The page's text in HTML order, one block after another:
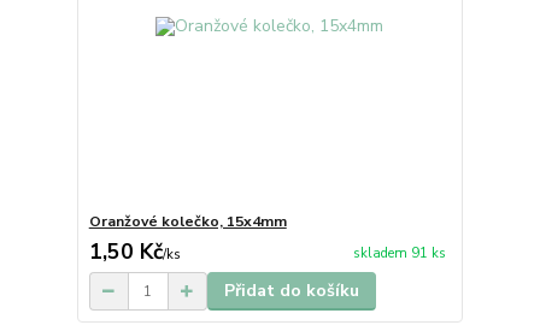
Oranžové kolečko, 15x4mm
1,50 Kč/ks skladem 91 ks
Přidat do košíku